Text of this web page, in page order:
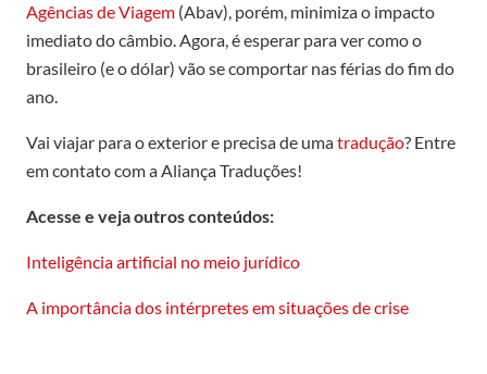
Agências de Viagem (Abav), porém, minimiza o impacto
imediato do câmbio. Agora, é esperar para ver como o
brasileiro (e o dólar) vão se comportar nas férias do fim do
ano.
Vai viajar para o exterior e precisa de umatradução? Entre
em contato com a Aliança Traduções!
Acesse e veja outros conteúdos:
Inteligência artificial no meio jurídico
A importância dos intérpretes em situações de crise